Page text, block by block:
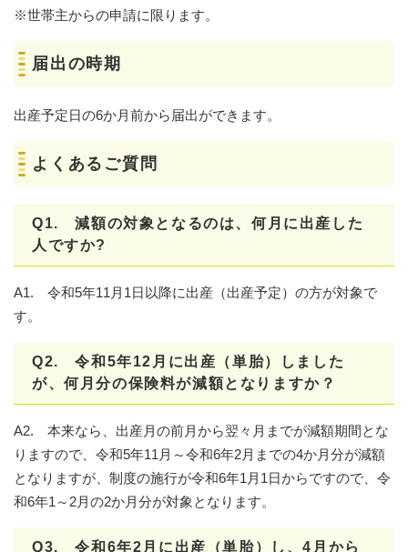
※世帯主からの申請に限ります。
届出の時期
出産予定日の6か月前から届出ができます。
よくあるご質問
Q1. 減額の対象となるのは、何月に出産した
人ですか?
A1. 令和5年11月1日以降に出産（出産予定）の方が対象で
す。
Q2. 令和5年12月に出産（単胎）しました
が、何月分の保険料が減額となりますか？
A2. 本来なら、出産月の前月から翌々月までが減額期間とな
りますので、令和5年11月～令和6年2月までの4か月分が減額
となりますが、制度の施行が令和6年1月1日からですので、令
和6年1～2月の2か月分が対象となります。
Q3. 令和6年2月に出産（単胎）し、4月から